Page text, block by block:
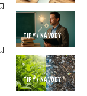
TIPY / NÁVODY
TIPY / NÁVODY